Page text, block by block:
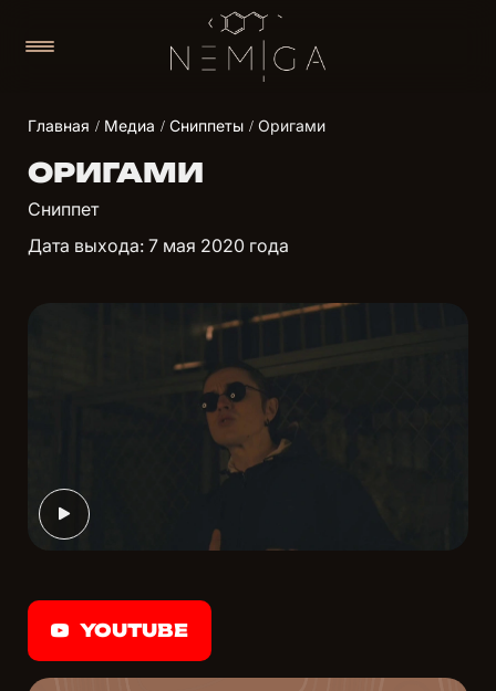
Главная Медиа Cниппеты Оригами
ОРИГАМИ
Сниппет
Дата выхода: 7 мая 2020 года
YOUTUBE